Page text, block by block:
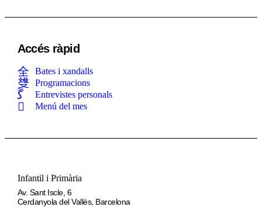
Accés ràpid
Bates i xandalls
Programacions
Entrevistes personals
Menú del mes
Infantil i Primària
Av. Sant Iscle, 6
Cerdanyola del Vallès, Barcelona